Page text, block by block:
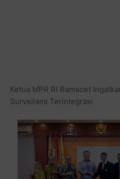
Ketua MPR RI Bamsoet
Surveilans Terintegrasi